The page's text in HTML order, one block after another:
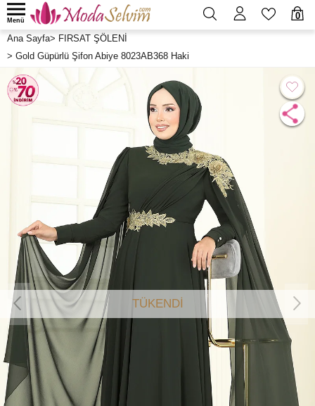
0
Menü
Ana Sayfa> FIRSAT ŞÖLENİ
> Gold Güpürlü Şifon Abiye 8023AB368 Haki
TÜKENDİ